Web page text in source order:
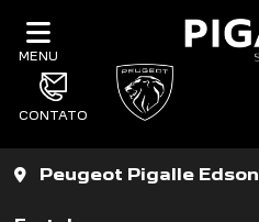
MENU
CONTATO